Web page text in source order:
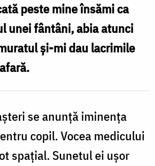
peste mine însămi ca
unei fântâni, abia atunci
și-mi dau lacrimile
se anunță iminența
copil. Vocea medicului
spațial. Sunetul ei ușor